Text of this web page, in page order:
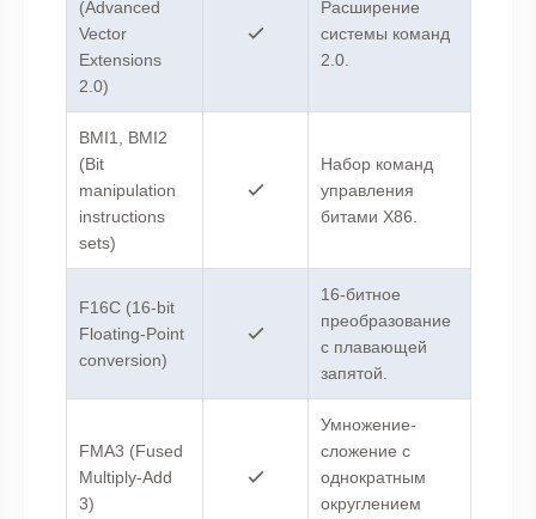
(Advanced
Vector
Extensions
2.0)
Расширение
системы команд
2.0.
BMI1, BMI2
(Bit
manipulation
instructions
sets)
Набор команд
управления
битами X86.
F16C (16-bit
Floating-Point
conversion)
16-битное
преобразование
с плавающей
запятой.
FMA3 (Fused
Multiply-Add
3)
Умножение-
сложение с
однократным
округлением